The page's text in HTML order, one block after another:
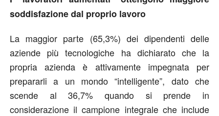
soddisfazione dal proprio lavoro
La maggior parte (65,3%) dei dipendenti delle
aziende più tecnologiche ha dichiarato che la
propria azienda è attivamente impegnata per
prepararli a un mondo “intelligente”, dato che
scende al 36,7% quando si prende in
considerazione il campione integrale che include